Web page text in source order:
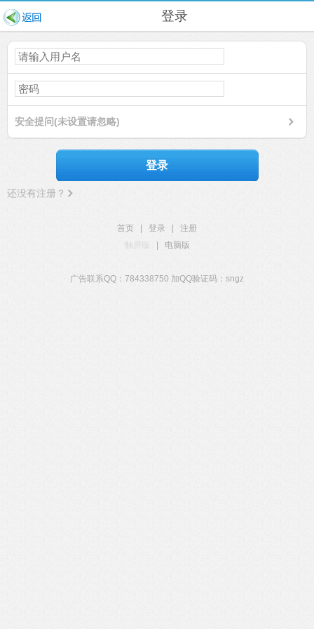
登录
安全提问(未设置请忽略)
登录
还没有注册？
首页 登录
注册
触屏版
电脑版
广告联系QQ：784338750 加QQ验证码：sngz